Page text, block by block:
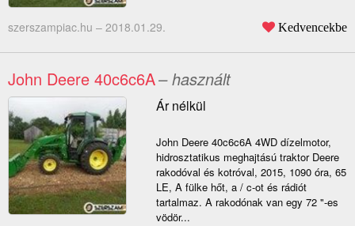
szerszampiac.hu – 2018.01.29. Kedvencekbe
John Deere 40c6c6A– használt
Ár nélkül
John Deere 40c6c6A 4WD dízelmotor,
hidrosztatikus meghajtású traktor Deere
rakodóval és kotróval, 2015, 1090 óra, 65
LE, A fülke hőt, a / c-ot és rádiót
tartalmaz. A rakodónak van egy 72 "-es
vödör...